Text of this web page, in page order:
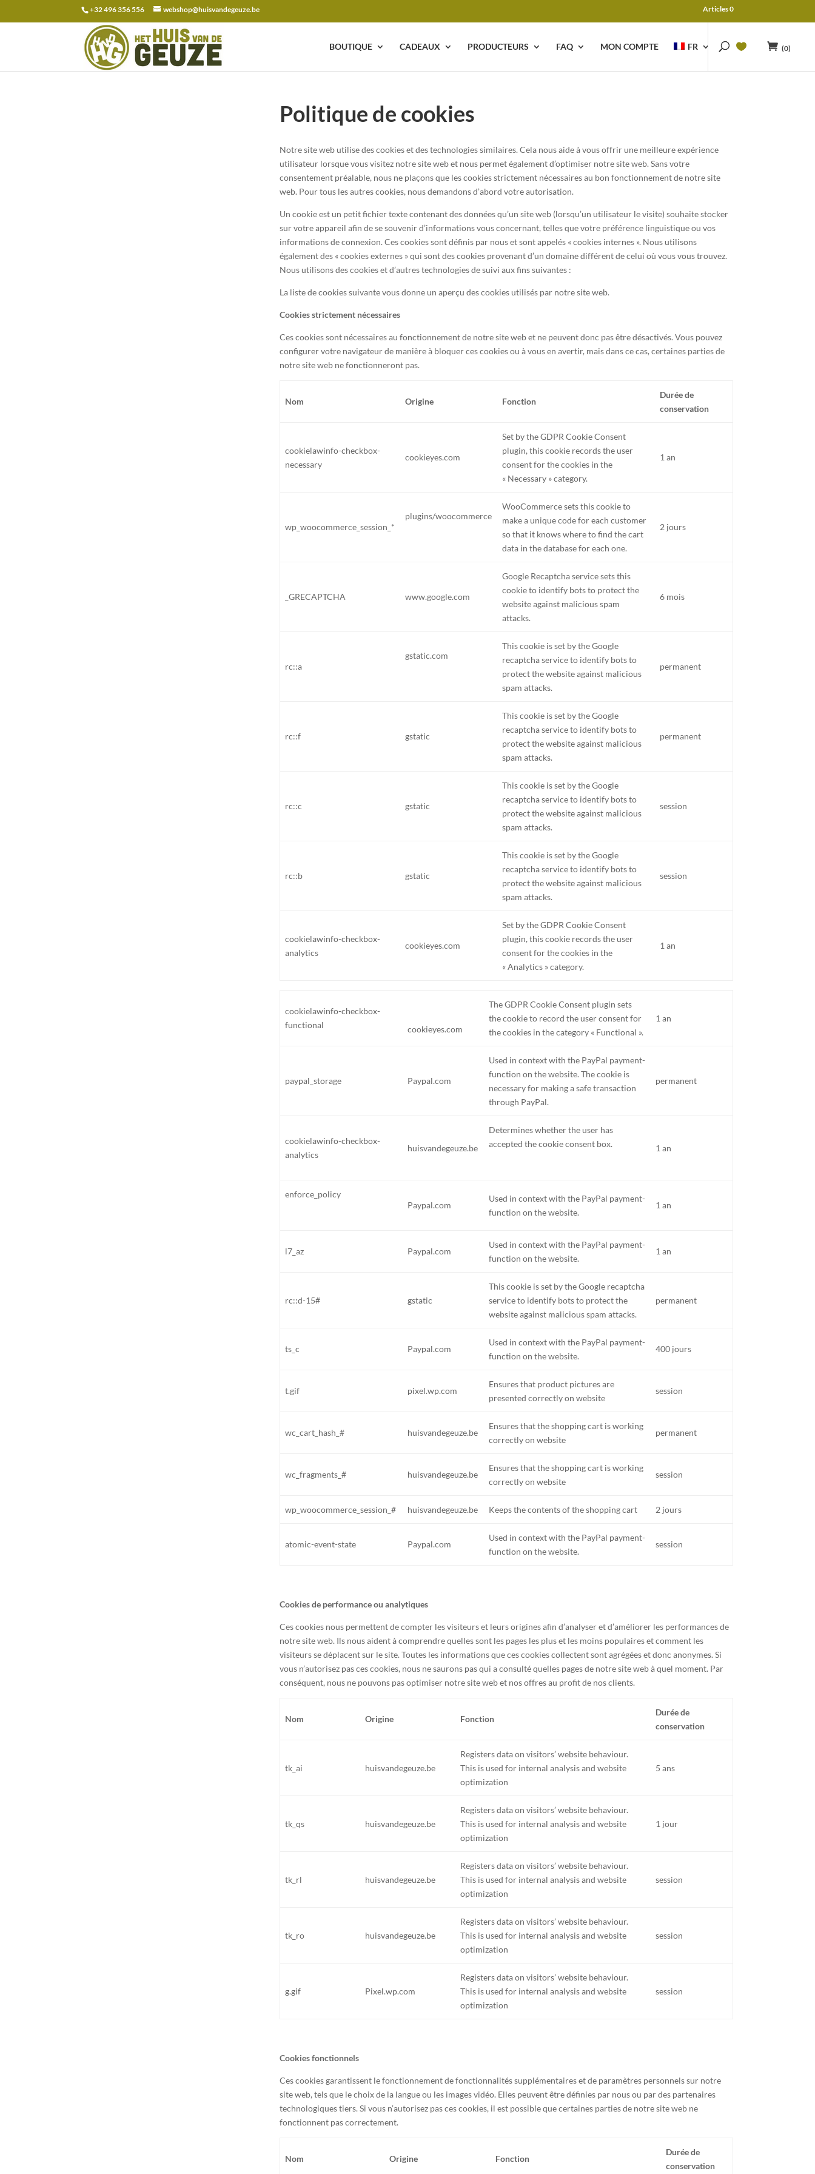
+32 496 356 556 webshop@huisvandegeuze.be Articles 0
BOUTIQUE CADEAUX PRODUCTEURS FAQ MON COMPTE FR (0)
Recherche
pour :
Politique de cookies
Notre site web utilise des cookies et des technologies similaires. Cela nous aide à vous offrir une meilleure expérience
utilisateur lorsque vous visitez notre site web et nous permet également d’optimiser notre site web. Sans votre
consentement préalable, nous ne plaçons que les cookies strictement nécessaires au bon fonctionnement de notre site
web. Pour tous les autres cookies, nous demandons d’abord votre autorisation.
Un cookie est un petit fichier texte contenant des données qu’un site web (lorsqu’un utilisateur le visite) souhaite stocker
sur votre appareil afin de se souvenir d’informations vous concernant, telles que votre préférence linguistique ou vos
informations de connexion. Ces cookies sont définis par nous et sont appelés « cookies internes ». Nous utilisons
également des « cookies externes » qui sont des cookies provenant d’un domaine différent de celui où vous vous trouvez.
Nous utilisons des cookies et d’autres technologies de suivi aux fins suivantes :
La liste de cookies suivante vous donne un aperçu des cookies utilisés par notre site web.
Cookies strictement nécessaires
Ces cookies sont nécessaires au fonctionnement de notre site web et ne peuvent donc pas être désactivés. Vous pouvez
configurer votre navigateur de manière à bloquer ces cookies ou à vous en avertir, mais dans ce cas, certaines parties de
notre site web ne fonctionneront pas.
Nom Origine Fonction
Durée de
conservation
cookielawinfo-checkbox-
necessary
cookieyes.com
Set by the GDPR Cookie Consent
plugin, this cookie records the user
consent for the cookies in the
« Necessary » category.
1 an
wp_woocommerce_session_*
plugins/woocommerce
WooCommerce sets this cookie to
make a unique code for each customer
so that it knows where to find the cart
data in the database for each one.
2 jours
_GRECAPTCHA www.google.com
Google Recaptcha service sets this
cookie to identify bots to protect the
website against malicious spam
attacks.
6 mois
rc::a
gstatic.com
This cookie is set by the Google
recaptcha service to identify bots to
protect the website against malicious
spam attacks.
permanent
rc::f gstatic
This cookie is set by the Google
recaptcha service to identify bots to
protect the website against malicious
spam attacks.
permanent
rc::c gstatic
This cookie is set by the Google
recaptcha service to identify bots to
protect the website against malicious
spam attacks.
session
rc::b gstatic
This cookie is set by the Google
recaptcha service to identify bots to
protect the website against malicious
spam attacks.
session
cookielawinfo-checkbox-
analytics
cookieyes.com
Set by the GDPR Cookie Consent
plugin, this cookie records the user
consent for the cookies in the
« Analytics » category.
1 an
cookielawinfo-checkbox-
functional
cookieyes.com
The GDPR Cookie Consent plugin sets
the cookie to record the user consent for
the cookies in the category « Functional ».
1 an
paypal_storage Paypal.com
Used in context with the PayPal payment-
function on the website. The cookie is
necessary for making a safe transaction
through PayPal.
permanent
cookielawinfo-checkbox-
analytics
huisvandegeuze.be
Determines whether the user has
accepted the cookie consent box.
1 an
enforce_policy
Paypal.com
Used in context with the PayPal payment-
function on the website.
1 an
l7_az Paypal.com
Used in context with the PayPal payment-
function on the website.
1 an
rc::d-15# gstatic
This cookie is set by the Google recaptcha
service to identify bots to protect the
website against malicious spam attacks.
permanent
ts_c Paypal.com
Used in context with the PayPal payment-
function on the website.
400 jours
t.gif pixel.wp.com
Ensures that product pictures are
presented correctly on website
session
wc_cart_hash_# huisvandegeuze.be
Ensures that the shopping cart is working
correctly on website
permanent
wc_fragments_# huisvandegeuze.be
Ensures that the shopping cart is working
correctly on website
session
wp_woocommerce_session_# huisvandegeuze.be Keeps the contents of the shopping cart 2 jours
atomic-event-state Paypal.com
Used in context with the PayPal payment-
function on the website.
session
Cookies de performance ou analytiques
Ces cookies nous permettent de compter les visiteurs et leurs origines afin d’analyser et d’améliorer les performances de
notre site web. Ils nous aident à comprendre quelles sont les pages les plus et les moins populaires et comment les
visiteurs se déplacent sur le site. Toutes les informations que ces cookies collectent sont agrégées et donc anonymes. Si
vous n’autorisez pas ces cookies, nous ne saurons pas qui a consulté quelles pages de notre site web à quel moment. Par
conséquent, nous ne pouvons pas optimiser notre site web et nos offres au profit de nos clients.
Nom Origine Fonction
Durée de
conservation
tk_ai huisvandegeuze.be
Registers data on visitors’ website behaviour.
This is used for internal analysis and website
optimization
5 ans
tk_qs huisvandegeuze.be
Registers data on visitors’ website behaviour.
This is used for internal analysis and website
optimization
1 jour
tk_rl huisvandegeuze.be
Registers data on visitors’ website behaviour.
This is used for internal analysis and website
optimization
session
tk_ro huisvandegeuze.be
Registers data on visitors’ website behaviour.
This is used for internal analysis and website
optimization
session
g.gif Pixel.wp.com
Registers data on visitors’ website behaviour.
This is used for internal analysis and website
optimization
session
Cookies fonctionnels
Ces cookies garantissent le fonctionnement de fonctionnalités supplémentaires et de paramètres personnels sur notre
site web, tels que le choix de la langue ou les images vidéo. Elles peuvent être définies par nous ou par des partenaires
technologiques tiers. Si vous n’autorisez pas ces cookies, il est possible que certaines parties de notre site web ne
fonctionnent pas correctement.
Nom Origine Fonction
Durée de
conservation